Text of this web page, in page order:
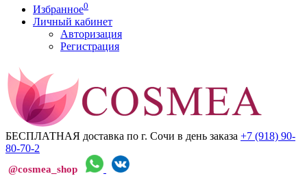
Избранное0
Личный кабинет
Авторизация
Регистрация
БЕСПЛАТНАЯ доставка по г. Сочи в день заказа +7 (918) 90-
80-70-2
@cosmea_shop